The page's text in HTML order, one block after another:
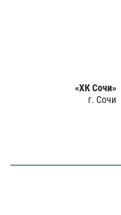
«ХК Сочи»
г. Сочи